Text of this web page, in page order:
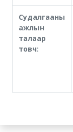
Судалгааны
ажлын
талаар
товч: